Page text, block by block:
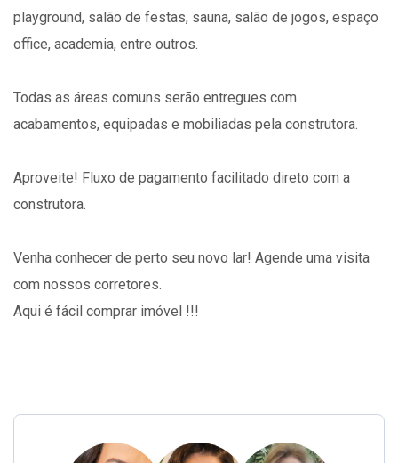
playground, salão de festas, sauna, salão de jogos, espaço
office, academia, entre outros.
Todas as áreas comuns serão entregues com
acabamentos, equipadas e mobiliadas pela construtora.
Aproveite! Fluxo de pagamento facilitado direto com a
construtora.
Venha conhecer de perto seu novo lar! Agende uma visita
com nossos corretores.
Aqui é fácil comprar imóvel !!!